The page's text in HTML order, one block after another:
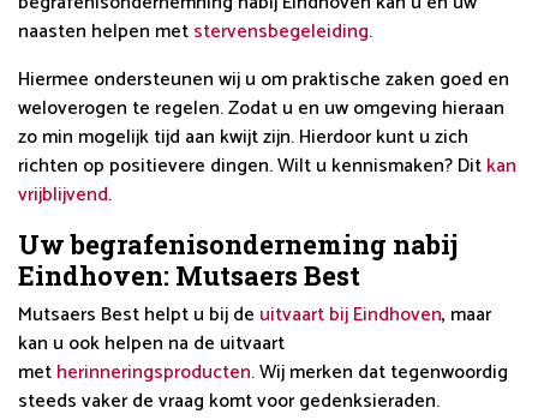
naasten helpen metstervensbegeleiding.
Hiermee ondersteunen wij u om praktische zaken goed en
weloverogen te regelen. Zodat u en uw omgeving hieraan
zo min mogelijk tijd aan kwijt zijn. Hierdoor kunt u zich
richten op positievere dingen. Wilt u kennismaken? Ditkan
vrijblijvend.
Uw begrafenisonderneming nabij
Eindhoven: Mutsaers Best
Mutsaers Best helpt u bij de uitvaart bij Eindhoven, maar
kan u ook helpen na de uitvaart
metherinneringsproducten. Wij merken dat tegenwoordig
steeds vaker de vraag komt voor gedenksieraden.